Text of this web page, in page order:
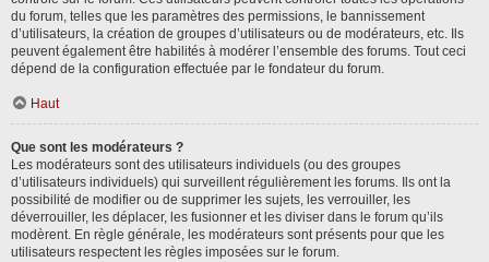
du forum, telles que les paramètres des permissions, le bannissement
d’utilisateurs, la création de groupes d’utilisateurs ou de modérateurs, etc. Ils
peuvent également être habilités à modérer l’ensemble des forums. Tout ceci
dépend de la configuration effectuée par le fondateur du forum.
Haut
Que sont les modérateurs ?
Les modérateurs sont des utilisateurs individuels (ou des groupes
d’utilisateurs individuels) qui surveillent régulièrement les forums. Ils ont la
possibilité de modifier ou de supprimer les sujets, les verrouiller, les
déverrouiller, les déplacer, les fusionner et les diviser dans le forum qu’ils
modèrent. En règle générale, les modérateurs sont présents pour que les
utilisateurs respectent les règles imposées sur le forum.